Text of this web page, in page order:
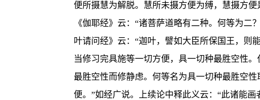
便所摄慧为解脱。慧所未摄方便为缚，慧摄方
《伽耶经》云：“诸菩萨道略有二种。何等为
叶请问经》云：“迦叶，譬如大臣所保国王，则
当修习完具施等一切方便，具一切种最胜空性
最胜空性而修静虑。何等名为具一切种最胜空
便。”如经广说。上续论中释此义云：“此诸能